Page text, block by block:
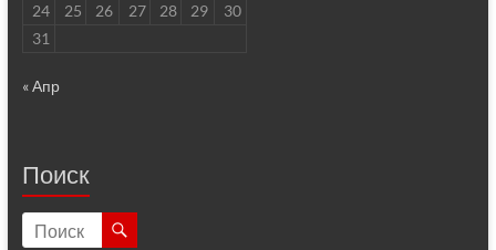
24
25 26 27 28 29
30
31
« Апр
Поиск